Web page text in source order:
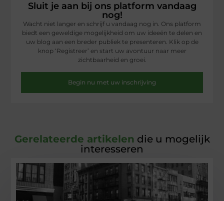
Sluit je aan bij ons platform vandaag
nog!
Wacht niet langer en schrijf u vandaag nog in. Ons platform
biedt een geweldige mogelijkheid om uw ideeën te delen en
uw blog aan een breder publiek te presenteren. Klik op de
knop ‘Registreer’ en start uw avontuur naar meer
zichtbaarheid en groei.
Begin nu met uw inschrijving
Gerelateerde artikelen die u mogelijk
interesseren